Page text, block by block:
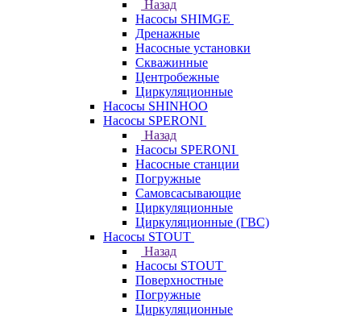
Назад
Насосы SHIMGE
Дренажные
Насосные установки
Скважинные
Центробежные
Циркуляционные
Насосы SHINHOO
Насосы SPERONI
Назад
Насосы SPERONI
Насосные станции
Погружные
Самовсасывающие
Циркуляционные
Циркуляционные (ГВС)
Насосы STOUT
Назад
Насосы STOUT
Поверхностные
Погружные
Циркуляционные